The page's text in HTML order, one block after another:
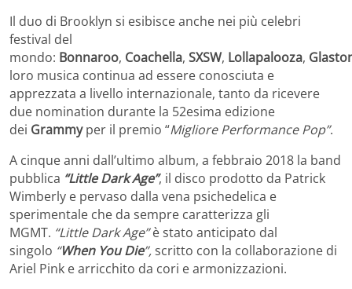
Il duo di Brooklyn si esibisce anche nei più celebri
festival del
mondo: Bonnaroo, Coachella, SXSW, Lollapalooza,
loro musica continua ad essere conosciuta e
apprezzata a livello internazionale, tanto da ricevere
due nomination durante la 52esima edizione
dei Grammyper il premio “Migliore Performance Pop”.
A cinque anni dall’ultimo album, a febbraio 2018 la band
pubblica “Little Dark Age”, il disco prodotto da Patrick
Wimberly e pervaso dalla vena psichedelica e
sperimentale che da sempre caratterizza gli
MGMT. “Little Dark Age”è stato anticipato dal
singolo “When You Die”,scritto con la collaborazione di
Ariel Pink e arricchito da cori e armonizzazioni.